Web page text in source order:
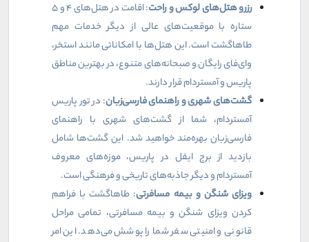
رزرو هتل‌های لوکس و راحت
: اقامت در هتل‌های ۴ و ۵
ستاره با موقعیت‌های عالی از دیگر خدمات مهم
طاهاگشت است. این هتل‌ها با امکاناتی مانند استخر،
وای‌فای رایگان و صبحانه‌های متنوع، در بهترین مناطق
پاریس و آمستردام قرار دارند.
گشت‌های شهری و راهنمای فارسی‌زبان: در تور پاریس
آمستردام، شما از گشت‌های شهری با راهنمای
فارسی‌زبان بهره‌مند خواهید شد. این گشت‌ها شامل
بازدید از برج ایفل در پاریس، موزه‌های معروف
آمستردام و دیگر جاذبه‌های تاریخی و فرهنگی است.
ویزای شنگن و بیمه مسافرتی: طاهاگشت با فراهم
کردن ویزای شنگن و بیمه مسافرتی، تمامی مراحل
قانونی و امنیتی سفر شما را پوشش می‌دهد. این امر